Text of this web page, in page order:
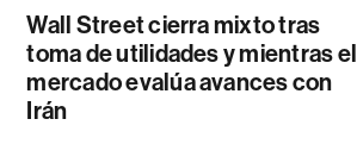
Wall Street cierra mixto tras
toma de utilidades y mientras el
mercado evalúa avances con
Irán